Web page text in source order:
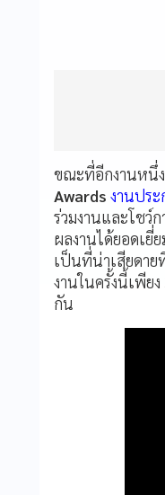
ขณะที่อีกงานหนึ่ง
Awards งานประ
ร่วมงานและโชว์
ผลงานได้ยอดเยี่
เป็นที่น่าเสียดาย
งานในครั้งนี้เพีย
กัน